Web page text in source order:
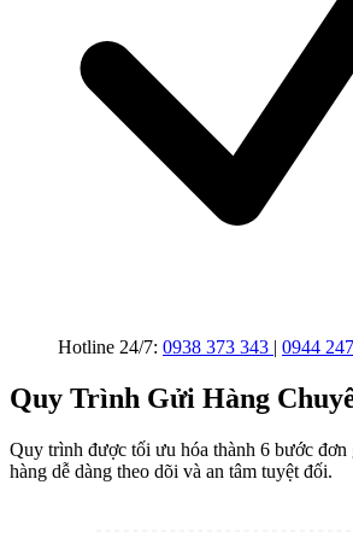
Hotline 24/7: 0938 373 343 | 0944
Quy Trình Gửi Hàng
Quy trình được tối ưu hóa thành 6 bước đơn
hàng dễ dàng theo dõi và an tâm tuyệt đối.